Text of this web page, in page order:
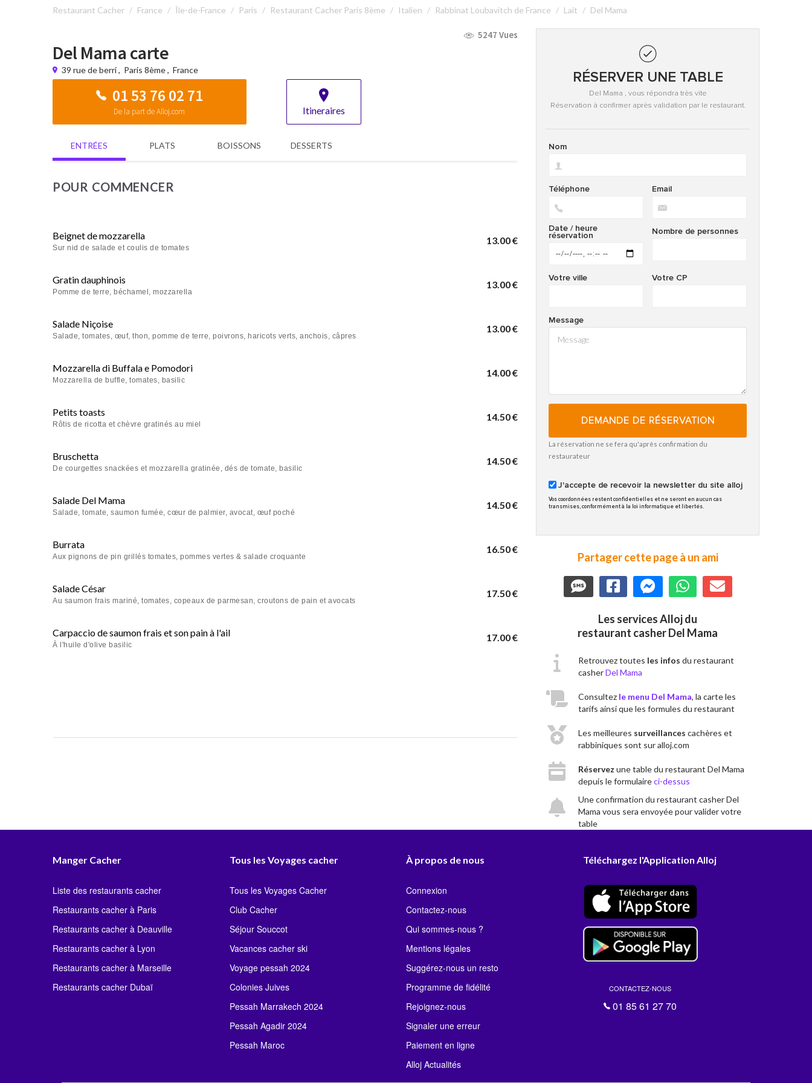
Restaurant Cacher France Île-de-France Paris Restaurant Cacher Paris 8ème Italien Rabbinat Loubavitch de France Lait Del Mama
5247 Vues
Del Mama carte
39 rue de berri, Paris 8ème, France
01 53 76 02 71
De la part de Alloj.com Itineraires
ENTRÉES PLATS BOISSONS DESSERTS
POUR COMMENCER
13.00 €
Beignet de mozzarella
Sur nid de salade et coulis de tomates
13.00 €
Gratin dauphinois
Pomme de terre, béchamel, mozzarella
13.00 €
Salade Niçoise
Salade, tomates, œuf, thon, pomme de terre, poivrons, haricots verts, anchois, câpres
14.00 €
Mozzarella di Buffala e Pomodori
Mozzarella de buffle, tomates, basilic
14.50 €
Petits toasts
Rôtis de ricotta et chèvre gratinés au miel
14.50 €
Bruschetta
De courgettes snackées et mozzarella gratinée, dés de tomate, basilic
14.50 €
Salade Del Mama
Salade, tomate, saumon fumée, cœur de palmier, avocat, œuf poché
16.50 €
Burrata
Aux pignons de pin grillés tomates, pommes vertes & salade croquante
17.50 €
Salade César
Au saumon frais mariné, tomates, copeaux de parmesan, croutons de pain et avocats
17.00 €
Carpaccio de saumon frais et son pain à l'ail
À l'huile d'olive basilic
RÉSERVER UNE TABLE
Del Mama , vous répondra très vite
Réservation à confirmer après validation par le restaurant.
Nom
Email
Téléphone
Nombre de personnes
Date / heure
réservation
Votre CP
Votre ville
Message
DEMANDE DE RÉSERVATION
La réservation ne se fera qu'après confirmation du
restaurateur
J'accepte de recevoir la newsletter du site alloj
Vos coordonnées restent confidentielles et ne seront en aucun cas
transmises, conformément à la loi informatique et libertés.
Partager cette page à un ami
Les services Alloj du
restaurant casher Del Mama
Retrouvez toutes les infos du restaurant
casherDel Mama
Consultez le menu Del Mama, la carte les
tarifs ainsi que les formules du restaurant
Les meilleures surveillances cachères et
rabbiniques sont sur alloj.com
Réservez une table du restaurant Del Mama
depuis le formulaireci-dessus
Une confirmation du restaurant casher Del
Mama vous sera envoyée pour valider votre
table
Manger Cacher
Liste des restaurants cacher
Restaurants cacher à Paris
Restaurants cacher à Deauville
Restaurants cacher à Lyon
Restaurants cacher à Marseille
Restaurants cacher Dubaï
Tous les Voyages cacher
Tous les Voyages Cacher
Club Cacher
Séjour Souccot
Vacances cacher ski
Voyage pessah 2024
Colonies Juives
Pessah Marrakech 2024
Pessah Agadir 2024
Pessah Maroc
À propos de nous
Connexion
Contactez-nous
Qui sommes-nous ?
Mentions légales
Suggérez-nous un resto
Programme de fidélité
Rejoignez-nous
Signaler une erreur
Paiement en ligne
Alloj Actualités
Téléchargez l'Application Alloj
CONTACTEZ-NOUS
01 85 61 27 70